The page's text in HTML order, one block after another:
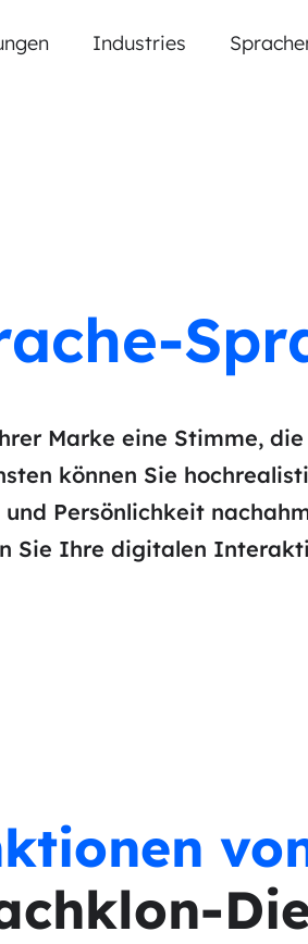
Industries
Marke eine Stimme,
können Sie
Persönlichkeit
Sie Ihre digitalen